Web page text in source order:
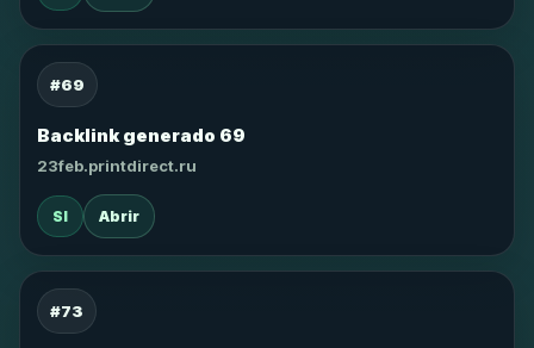
#69
Backlink generado 69
23feb.printdirect.ru
SI Abrir
#73